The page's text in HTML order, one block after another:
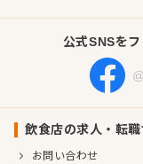
公式SNSを
飲食店の求人・転
お問い合わせ